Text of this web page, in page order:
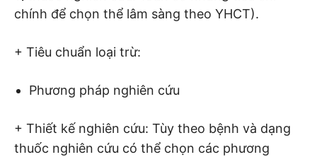
chính để chọn thể lâm sàng theo YHCT).
+ Tiêu chuẩn loại trừ:
Phương pháp nghiên cứu
+ Thiết kế nghiên cứu: Tùy theo bệnh và dạng
thuốc nghiên cứu có thể chọn các phương